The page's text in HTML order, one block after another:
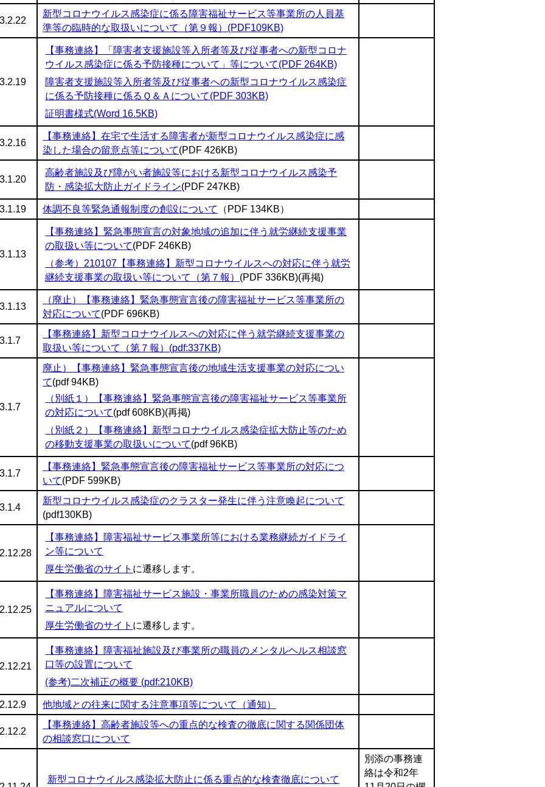
新型コロナウイルス感染症に係る障害福祉サービス等事業所の人員基
準等の臨時的な取扱いについて（第９報）(PDF109KB)
【事務連絡】「障害者支援施設等入所者等及び従事者への新型コロナ
ウイルス感染症に係る予防接種について」等について(PDF 264KB)
障害者支援施設等入所者等及び従事者への新型コロナウイルス感染症
に係る予防接種に係るＱ＆Ａについて(PDF 303KB)
証明書様式(Word 16.5KB)
【事務連絡】在宅で生活する障害者が新型コロナウイルス感染症に感
染した場合の留意点等について(PDF 426KB)
高齢者施設及び障がい者施設等における新型コロナウイルス感染予
防・感染拡大防止ガイドライン(PDF 247KB)
体調不良等緊急通報制度の創設について （PDF 134KB）
【事務連絡】緊急事態宣言の対象地域の追加に伴う就労継続支援事業
の取扱い等について(PDF 246KB)
（参考）210107【事務連絡】新型コロナウイルスへの対応に伴う就労
継続支援事業の取扱い等について（第７報） (PDF 336KB)(再掲)
（廃止）【事務連絡】緊急事態宣言後の障害福祉サービス等事業所の
対応について(PDF 696KB)
【事務連絡】新型コロナウイルスへの対応に伴う就労継続支援事業の
取扱い等について（第７報）(pdf:337KB)
廃止）【事務連絡】緊急事態宣言後の地域生活支援事業の対応につい
て(pdf 94KB)
（別紙１）【事務連絡】緊急事態宣言後の障害福祉サービス等事業所
の対応について(pdf 608KB)(再掲)
（別紙２）【事務連絡】新型コロナウイルス感染症拡大防止等のため
の移動支援事業の取扱いについて(pdf 96KB)
【事務連絡】緊急事態宣言後の障害福祉サービス等事業所の対応につ
いて(PDF 599KB)
新型コロナウイルス感染症のクラスター発生に伴う注意喚起について
(pdf130KB)
【事務連絡】障害福祉サービス事業所等における業務継続ガイドライ
ン等について
厚生労働省のサイト に遷移します。
【事務連絡】障害福祉サービス施設・事業所職員のための感染対策マ
ニュアルについて
厚生労働省のサイト に遷移します。
【事務連絡】障害福祉施設及び事業所の職員のメンタルヘルス相談窓
口等の設置について
(参考)二次補正の概要 (pdf:210KB)
他地域との往来に関する注意事項等について（通知）
【事務連絡】高齢者施設等への重点的な検査の徹底に関する関係団体
の相談窓口について
新型コロナウイルス感染拡大防止に係る重点的な検査徹底について
別添の事務連
絡は令和2年